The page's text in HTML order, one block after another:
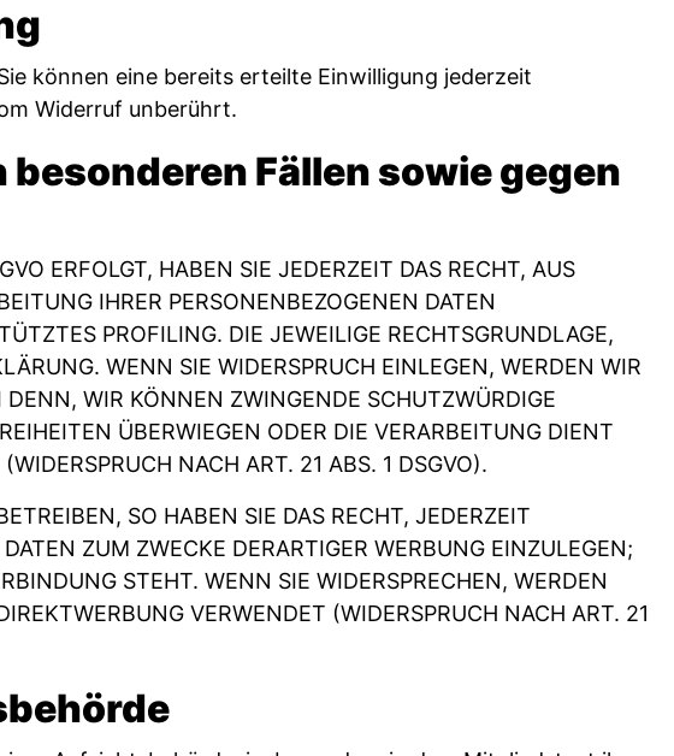
können eine bereits erteilte Einwilligung jederzeit
Widerruf unberührt.
Fällen sowie gegen
ERFOLGT, HABEN SIE JEDERZEIT DAS RECHT, AUS
IHRER PERSONENBEZOGENEN DATEN
PROFILING. DIE JEWEILIGE RECHTSGRUNDLAGE,
WENN SIE WIDERSPRUCH EINLEGEN, WERDEN WIR
WIR KÖNNEN ZWINGENDE SCHUTZWÜRDIGE
ÜBERWIEGEN ODER DIE VERARBEITUNG DIENT
NACH ART. 21 ABS. 1 DSGVO).
SO HABEN SIE DAS RECHT, JEDERZEIT
ZUM ZWECKE DERARTIGER WERBUNG EINZULEGEN;
STEHT. WENN SIE WIDERSPRECHEN, WERDEN
VERWENDET (WIDERSPRUCH NACH ART. 21